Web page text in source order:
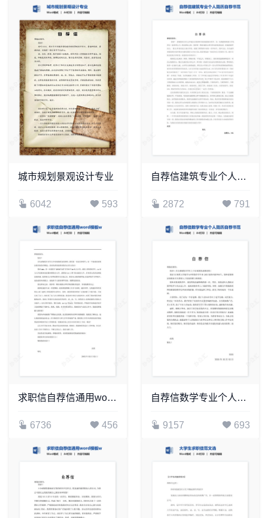
城市规划景观设计专业
6042 593
自荐信建筑专业个人简历自荐书范文word模板
2872 791
求职信自荐信通用word模板word简历模板(8)
6736 456
自荐信数学专业个人简历自荐书范文word模板
9157 693